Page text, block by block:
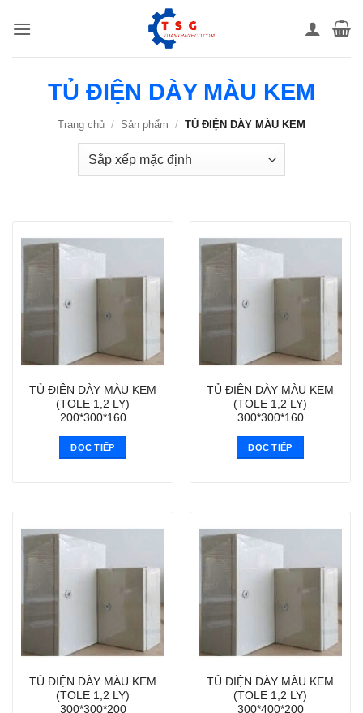
qua
TỦ ĐIỆN DÀY MÀU KEM
Trang chủ / Sản phẩm / TỦ ĐIỆN DÀY MÀU KEM
TỦ ĐIỆN DÀY MÀU KEM
(TOLE 1,2 LY)
200*300*160
ĐỌC TIẾP
TỦ ĐIỆN DÀY MÀU KEM
(TOLE 1,2 LY)
300*300*160
ĐỌC TIẾP
TỦ ĐIỆN DÀY MÀU KEM
(TOLE 1,2 LY)
300*300*200
TỦ ĐIỆN DÀY MÀU KEM
(TOLE 1,2 LY)
300*400*200